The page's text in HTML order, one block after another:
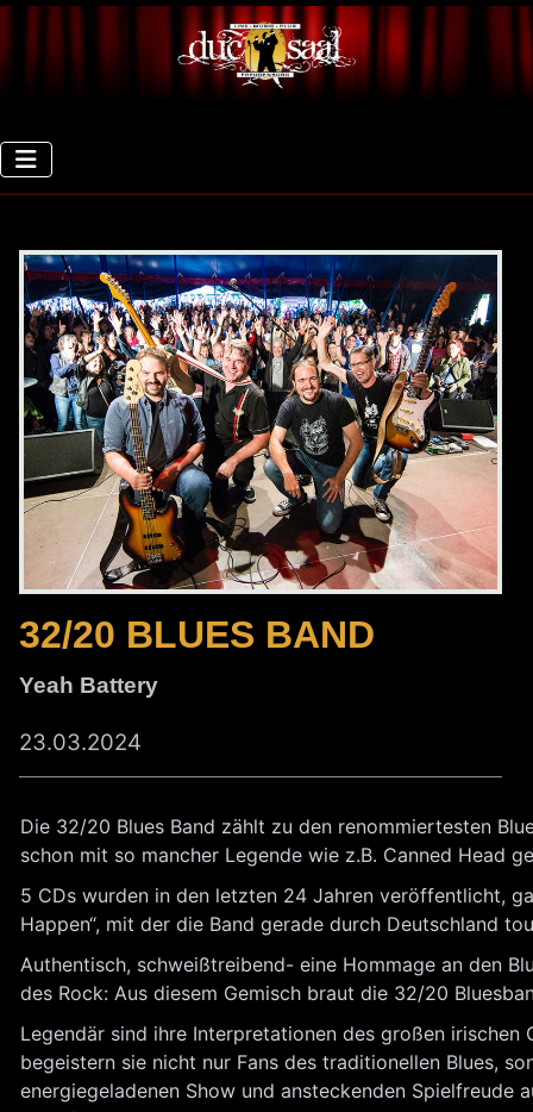
32/20 BLUES BAND
Yeah Battery
23.03.2024
Die 32/20 Blues Band zählt zu den renommiertesten
schon mit so mancher Legende wie z.B. Canned Head
5 CDs wurden in den letzten 24 Jahren veröffentlicht,
Happen“, mit der die Band gerade durch Deutschland
Authentisch, schweißtreibend- eine Hommage an den
des Rock: Aus diesem Gemisch braut die 32/20
Legendär sind ihre Interpretationen des großen irischen
begeistern sie nicht nur Fans des traditionellen Blues,
energiegeladenen Show und ansteckenden Spielfreude